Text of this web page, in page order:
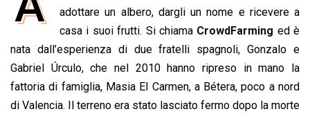
e
o
k
t
s
A
p
p
k
e
d
I
n
e
a
d
s
i
l
y
L
i
n
k
n
t
adottare un albero, dargli un nome e ricevere a
casa i suoi frutti. Si chiama CrowdFarming ed è
nata dall’esperienza di due fratelli spagnoli, Gonzalo e
Gabriel Úrculo, che nel 2010 hanno ripreso in mano la
fattoria di famiglia, Masia El Carmen, a Bétera, poco a nord
di Valencia. Il terreno era stato lasciato fermo dopo la morte